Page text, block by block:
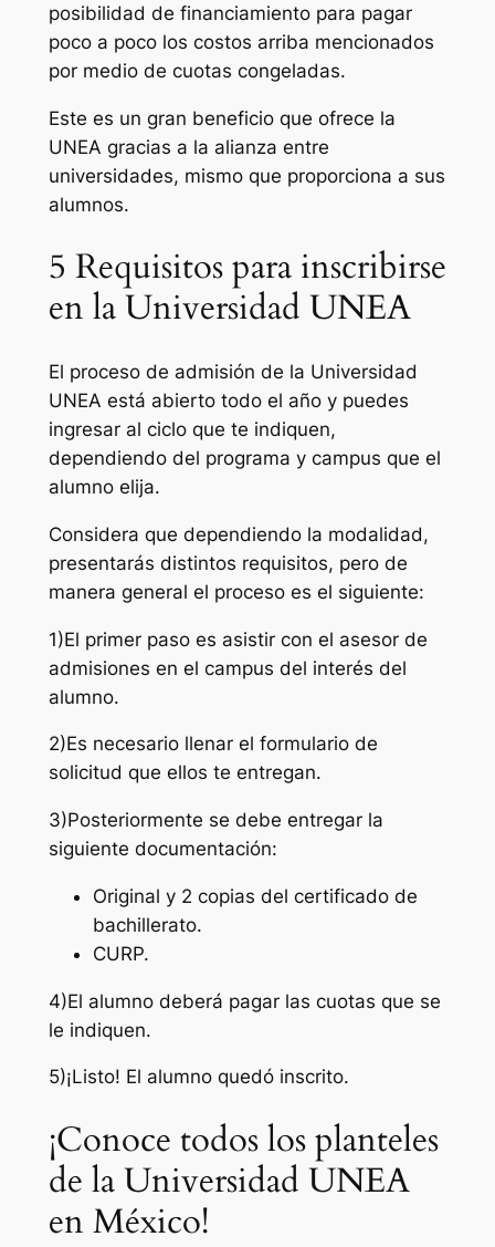
posibilidad de financiamiento para pagar
poco a poco los costos arriba mencionados
por medio de cuotas congeladas.
Este es un gran beneficio que ofrece la
UNEA gracias a la alianza entre
universidades, mismo que proporciona a sus
alumnos.
5 Requisitos para inscribirse
en la Universidad UNEA
El proceso de admisión de la Universidad
UNEA está abierto todo el año y puedes
ingresar al ciclo que te indiquen,
dependiendo del programa y campus que el
alumno elija.
Considera que dependiendo la modalidad,
presentarás distintos requisitos, pero de
manera general el proceso es el siguiente:
1)El primer paso es asistir con el asesor de
admisiones en el campus del interés del
alumno.
2)Es necesario llenar el formulario de
solicitud que ellos te entregan.
3)Posteriormente se debe entregar la
siguiente documentación:
Original y 2 copias del certificado de
bachillerato.
CURP.
4)El alumno deberá pagar las cuotas que se
le indiquen.
5)¡Listo! El alumno quedó inscrito.
¡Conoce todos los planteles
de la Universidad UNEA
en México!